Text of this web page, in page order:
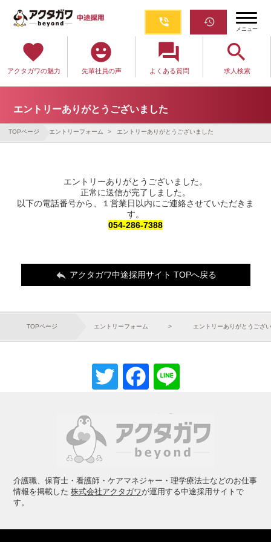
phone_in_talk restore
メニュー
favorite
アクタガワの魅力
emoji_emotions
先輩社員の声
question_answer
よくある質問
search
求人検索
エントリーありがとうございました
TOPページ エントリーフォーム エントリーありがとうございました
エントリーありがとうございました。
正常に送信が完了しました。
以下の電話番号から、１営業日以内にご連絡させていただきま
す。
054-286-7388
 アクタガワ中途採用サイト TOPへ戻る
TOPページ エントリーフォーム エントリーありがとうござ
TwitterFacebook
介護職、保育士・看護師・ケアマネジャー・理学療法士などのお仕事
情報を掲載した株式会社アクタガワが運用する中途採用サイトで
す。